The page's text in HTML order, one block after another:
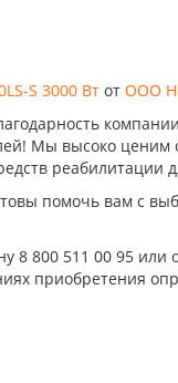
S 3000 Вт от ООО
Мы высоко ценим
реабилитации
помочь вам с
8 800 511 00 95
приобретения